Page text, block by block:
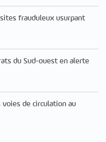
frauduleux usurpant
du Sud-ouest en alerte
voies de circulation au